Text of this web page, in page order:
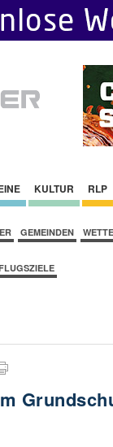
KULTUR RLP
GEMEINDEN